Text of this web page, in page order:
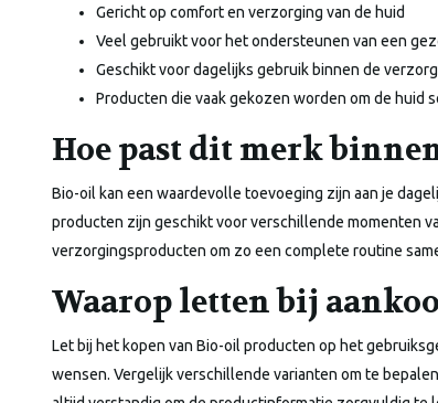
Gericht op comfort en verzorging van de huid
Veel gebruikt voor het ondersteunen van een
Geschikt voor dagelijks gebruik binnen de
Producten die vaak gekozen worden om de huid
Hoe past dit merk
Bio-oil kan een waardevolle toevoeging zijn aan je
producten zijn geschikt voor verschillende momenten
verzorgingsproducten om zo een complete routine
Waarop letten bij
Let bij het kopen van Bio-oil producten op het
wensen. Vergelijk verschillende varianten om te